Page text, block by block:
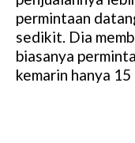
permintaan
sedikit. Dia
biasanya
kemarin hanya